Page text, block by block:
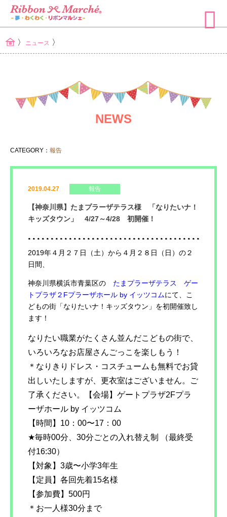
〉 ニュース 〉
NEWS
CATEGORY： 報告
2019.04.27 報告
【神奈川県】たまプラーザテラス様 「なりたいナ！
キッズタウン」 4/27～4/28 初開催！
2019年４月２７日（土）から４月２８日（日）の２
日間、
神奈川県横浜市青葉区の たまプラーザテラス ゲー
トプラザ２Fプラーザホール by イッツコムにて、こ
どもの街「なりたいナ！キッズタウン」を初開催致し
ます！
なりたい職業がたくさん並んだこどもの街で、
いろいろなお店屋さんごっこを楽しもう！
＊なりきりドレス・コスチュームも無料でお貸
出しいたしますが、更衣室はございません。ご
了承ください。【会場】ゲートプラザ2Fプラ
ーザホール by イッツコム
【時間】10：00〜17：00
★毎時00分、30分ごとの入れ替え制 （最終受
付16:30）
【対象】3歳〜小学3年生
【定員】各回先着15名様
【参加費】500円
＊お一人様30分まで